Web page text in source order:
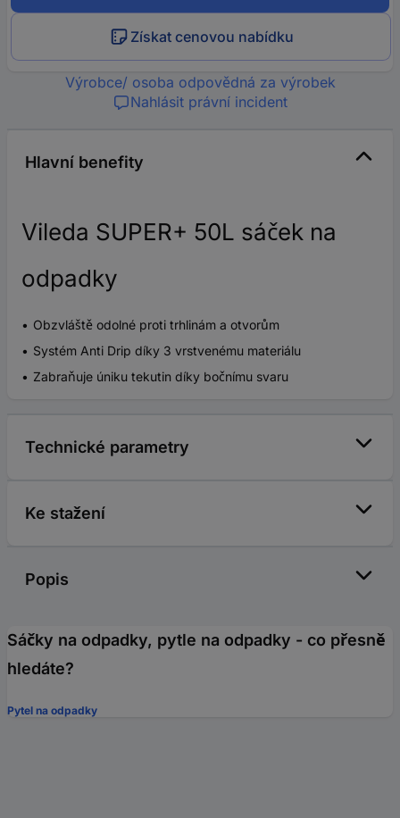
Získat cenovou nabídku
Výrobce/ osoba odpovědná za výrobek
Nahlásit právní incident
Hlavní benefity
Vileda SUPER+ 50L sáček na
odpadky
Obzvláště odolné proti trhlinám a otvorům
Systém Anti Drip díky 3 vrstvenému materiálu
Zabraňuje úniku tekutin díky bočnímu svaru
Technické parametry
Ke stažení
Popis
Sáčky na odpadky, pytle na odpadky - co přesně
hledáte?
Pytel na odpadky